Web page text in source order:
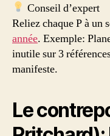
Conseil d’expert
Reliez chaque P à un
année. Exemple:
inutile sur 3
manifeste.
Le